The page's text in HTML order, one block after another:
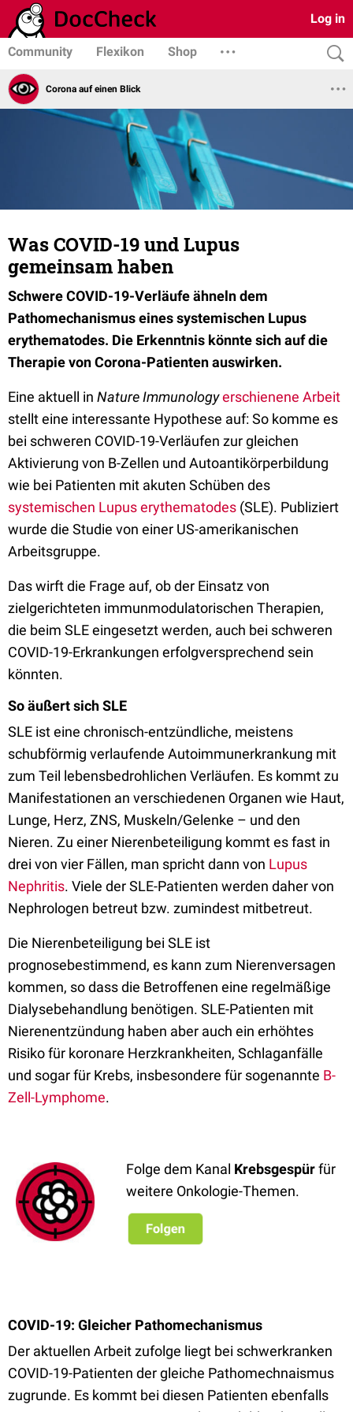
Log in
Community Flexikon Shop
Corona auf einen Blick
Was COVID-19 und Lupus
gemeinsam haben
Schwere COVID-19-Verläufe ähneln dem
Pathomechanismus eines systemischen Lupus
erythematodes. Die Erkenntnis könnte sich auf die
Therapie von Corona-Patienten auswirken.
Eine aktuell in Nature Immunologyerschienene Arbeit
stellt eine interessante Hypothese auf: So komme es
bei schweren COVID-19-Verläufen zur gleichen
Aktivierung von B-Zellen und Autoantikörperbildung
wie bei Patienten mit akuten Schüben des
systemischen Lupus erythematodes (SLE). Publiziert
wurde die Studie von einer US-amerikanischen
Arbeitsgruppe.
Das wirft die Frage auf, ob der Einsatz von
zielgerichteten immunmodulatorischen Therapien,
die beim SLE eingesetzt werden, auch bei schweren
COVID-19-Erkrankungen erfolgversprechend sein
könnten.
So äußert sich SLE
SLE ist eine chronisch-entzündliche, meistens
schubförmig verlaufende Autoimmunerkrankung mit
zum Teil lebensbedrohlichen Verläufen. Es kommt zu
Manifestationen an verschiedenen Organen wie Haut,
Lunge, Herz, ZNS, Muskeln/Gelenke – und den
Nieren. Zu einer Nierenbeteiligung kommt es fast in
drei von vier Fällen, man spricht dann von Lupus
Nephritis. Viele der SLE-Patienten werden daher von
Nephrologen betreut bzw. zumindest mitbetreut.
Die Nierenbeteiligung bei SLE ist
prognosebestimmend, es kann zum Nierenversagen
kommen, so dass die Betroffenen eine regelmäßige
Dialysebehandlung benötigen. SLE-Patienten mit
Nierenentzündung haben aber auch ein erhöhtes
Risiko für koronare Herzkrankheiten, Schlaganfälle
und sogar für Krebs, insbesondere für sogenannte B-
Zell-Lymphome.
Folge dem Kanal Krebsgespürfür
weitere Onkologie-Themen.
COVID-19: Gleicher Pathomechanismus
Der aktuellen Arbeit zufolge liegt bei schwerkranken
COVID-19-Patienten der gleiche Pathomechnaismus
zugrunde. Es kommt bei diesen Patienten ebenfalls